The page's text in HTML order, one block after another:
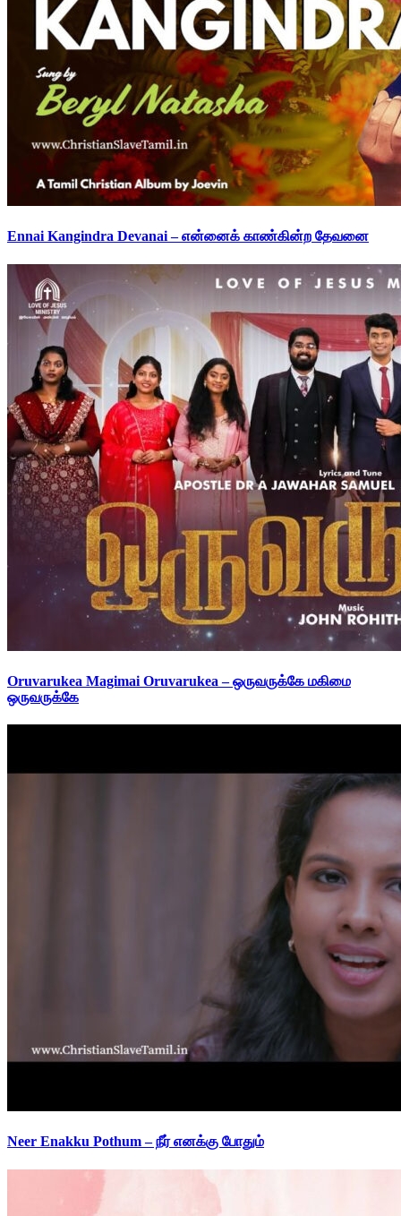
Ennai Kangindra Devanai – என்னைக் காண்கின்ற தேவனை
Oruvarukea Magimai Oruvarukea – ஒருவருக்கே மகிமை
ஒருவருக்கே
Neer Enakku Pothum – நீர் எனக்கு போதும்